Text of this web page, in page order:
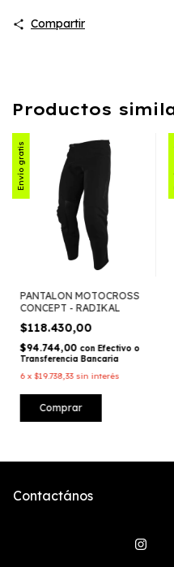
Compartir
Productos
Envío gratis
PANTALON MOTOCROSS
CONCEPT - RADIKAL
$118.430,00
$94.744,00 con Efectivo o
Transferencia Bancaria
6 x$19.738,33 sin interés
Comprar
Contactános